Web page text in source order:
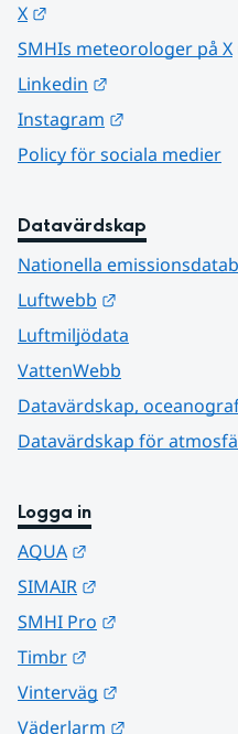
X
SMHIs meteorologer på X
Linkedin
Instagram
Policy för sociala medier
Datavärdskap
Nationella
Luftwebb
Luftmiljödata
VattenWebb
Datavärdskap,
Datavärdskap för
Logga in
AQUA
SIMAIR
SMHI Pro
Timbr
Vinterväg
Väderlarm